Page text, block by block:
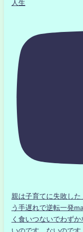
人生
親は子育てに失敗し
う手遅れで逆転一発
く食いつないでわず
いのです。ないのです